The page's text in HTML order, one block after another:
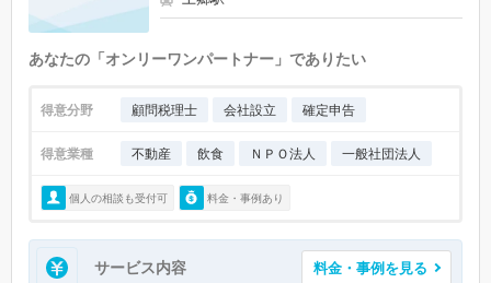
あなたの「オンリーワンパートナー」でありたい
得意分野 顧問税理士 会社設立 確定申告
得意業種 不動産 飲食 ＮＰＯ法人 一般社団法人
個人の相談も受付可 料金・事例あり
サービス内容 料金・事例を見る